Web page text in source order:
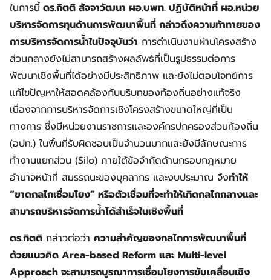
ในการนี้ ดร.กิตติ สัจจาวัฒนา ผอ.บพท. ปฏิบัติหน้าที่ ผอ.หน่วย
บริหารจัดการทุนด้านการพัฒนาพื้นที่ กล่าวถึงความท้าทายของ
การบริหารจัดการน้ำในปัจจุบันว่า การดำเนินงานผ่านโครงสร้าง
ส่วนกลางยังไม่สามารถสร้างผลลัพธ์ที่เป็นรูปธรรมต่อการ
พัฒนาเชิงพื้นที่ได้อย่างมีประสิทธิภาพ และยังไม่ตอบโจทย์การ
แก้ไขปัญหาให้สอดคล้องกับบริบทของท้องถิ่นอย่างแท้จริง
เนื่องจากการบริหารจัดการเชิงโครงสร้างขนาดใหญ่ที่เป็น
ทางการ ซึ่งมีหน่วยงานราชการและองค์กรปกครองส่วนท้องถิ่น
(อปท.) ในพื้นที่รับผิดชอบเป็นจำนวนมากและยังมีลักษณะการ
ทำงานแยกส่วน (Silo) ภายใต้ข้อจำกัดด้านกรอบกฎหมาย
อำนาจหน้าที่ สมรรถนะของบุคลากร และงบประมาณ จึงทำให้
“ขาดกลไกเชื่อมโยง” หรือตัวเชื่อมที่จะทำให้เกิดกลไกกลางและ
สามารถบริหารจัดการน้ำได้สำเร็จในเชิงพื้นที่
ดร.กิตติ กล่าวต่อว่า ความสำคัญของกลไกการพัฒนาพื้นที่
ด้วยแนวคิด Area-based Reform และ Multi-level
Approach จะสามารถบูรณาการเชื่อมโยงการขับเคลื่อนเชิง